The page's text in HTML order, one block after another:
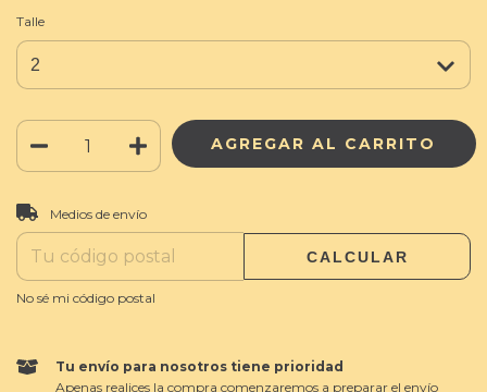
Talle
Entregas para el CP:
Medios de envío
CALCULAR
No sé mi código postal
Tu envío para nosotros tiene prioridad
Apenas realices la compra comenzaremos a preparar el envío